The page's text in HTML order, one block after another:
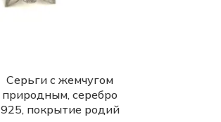
Серьги с жемчугом
природным, серебро
925, покрытие родий